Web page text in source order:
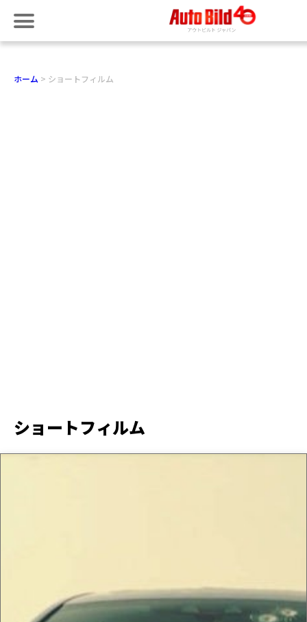
ホーム ショートフィルム
ショートフィルム